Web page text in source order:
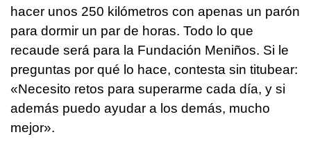
hacer unos 250 kilómetros con apenas un parón
para dormir un par de horas. Todo lo que
recaude será para la Fundación Meniños. Si le
preguntas por qué lo hace, contesta sin titubear:
«Necesito retos para superarme cada día, y si
además puedo ayudar a los demás, mucho
mejor».